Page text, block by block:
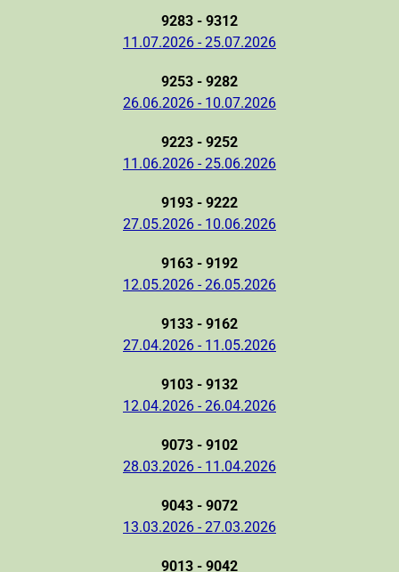
9283 - 9312
11.07.2026 - 25.07.2026
9253 - 9282
26.06.2026 - 10.07.2026
9223 - 9252
11.06.2026 - 25.06.2026
9193 - 9222
27.05.2026 - 10.06.2026
9163 - 9192
12.05.2026 - 26.05.2026
9133 - 9162
27.04.2026 - 11.05.2026
9103 - 9132
12.04.2026 - 26.04.2026
9073 - 9102
28.03.2026 - 11.04.2026
9043 - 9072
13.03.2026 - 27.03.2026
9013 - 9042